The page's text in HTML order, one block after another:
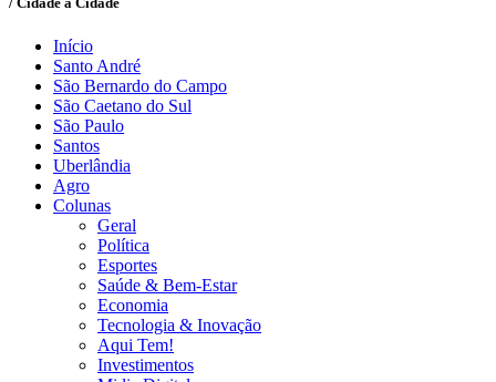
Início
Santo André
São Bernardo do Campo
São Caetano do Sul
São Paulo
Santos
Uberlândia
Agro
Colunas
Geral
Política
Esportes
Saúde & Bem-Estar
Economia
Tecnologia & Inovação
Aqui Tem!
Investimentos